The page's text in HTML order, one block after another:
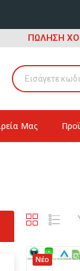
ΠΩΛΗΣΗ
Μας
Νέο